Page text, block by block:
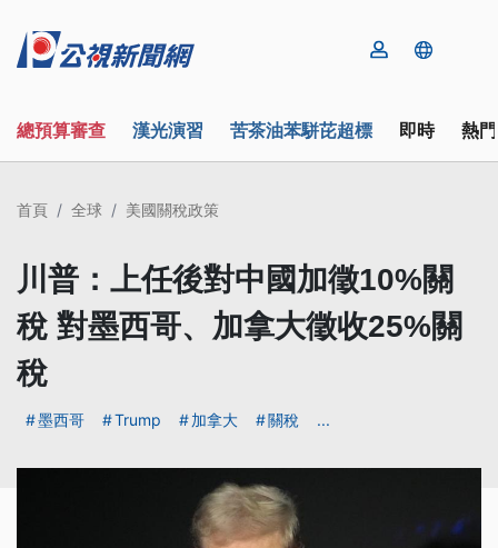
總預算審查 漢光演習 苦茶油苯駢芘超標 即時 熱
首頁 全球 美國關稅政策
川普：上任後對中國加徵10%關
稅 對墨西哥、加拿大徵收25%關
稅
墨西哥 Trump 加拿大 關稅 ...